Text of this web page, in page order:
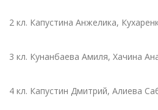
2 кл. Капустина Анжелика,
3 кл. Кунанбаева Амиля, Хачина
4 кл. Капустин Дмитрий, Алиева